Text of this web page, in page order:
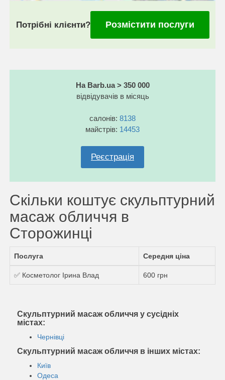
Потрібні клієнти? Розмістити послуги
На Barb.ua > 350 000
відвідувачів в місяць
салонів: 8138
майстрів: 14453
Реєстрація
Скільки коштує скульптурний
масаж обличчя в
Сторожинці
Послуга Середня ціна
✅ Косметолог Ірина Влад 600 грн
Скульптурний масаж обличчя у сусідніх
містах:
Чернівці
Скульптурний масаж обличчя в інших містах:
Київ
Одеса